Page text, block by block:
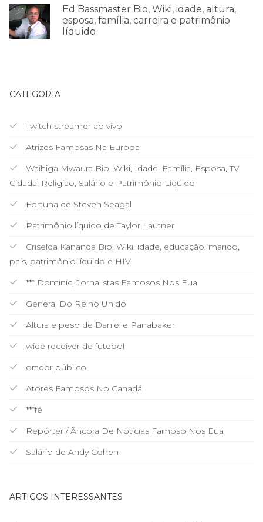
Ed Bassmaster Bio, Wiki, idade, altura,
esposa, família, carreira e patrimônio
líquido
CATEGORIA
Twitch streamer ao vivo
Atrizes Famosas Na Europa
Waihiga Mwaura Bio, Wiki, Idade, Família, Esposa, TV
Cidadã, Religião, Salário e Patrimônio Líquido
Fortuna de Steven Seagal
Patrimônio líquido de Taylor Lautner
Criselda Kananda Bio, Wiki, idade, educação, marido,
pais, patrimônio líquido e HIV
*** Dominic, Jornalistas Famosos Nos Eua
General Do Reino Unido
Altura e peso de Danielle Panabaker
wide receiver de futebol
orador público
Atores Famosos No Canadá
***fé
Repórter / Âncora De Notícias Famoso Nos Eua
Salário de Andy Cohen
ARTIGOS INTERESSANTES